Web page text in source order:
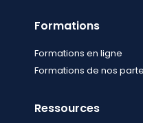
Formations
Formations en ligne
Formations de nos
Ressources